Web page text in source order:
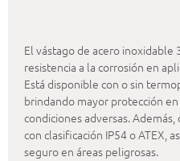
El vástago de acero
resistencia a la corrosión en
Está disponible con o sin
brindando mayor protección
condiciones adversas.
con clasificación IP54 o ATEX,
seguro en áreas peligrosas.